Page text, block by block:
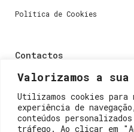
Valorizamos a
Utilizamos cookies para
experiência de
conteúdos
tráfego. Ao clicar em
Política de Cookies
Contactos
Dúvidas ou perguntas envie-
Dúvidas de registro ou